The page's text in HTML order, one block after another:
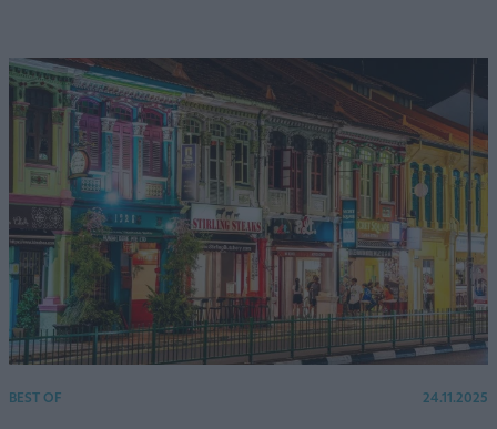
BEST OF 24.11.2025